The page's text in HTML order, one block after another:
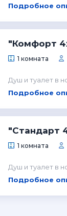
Подробное
"Комфорт
1 комната
Душ и туалет в
Подробное
"Стандарт
1 комната
Душ и туалет в
Подробное